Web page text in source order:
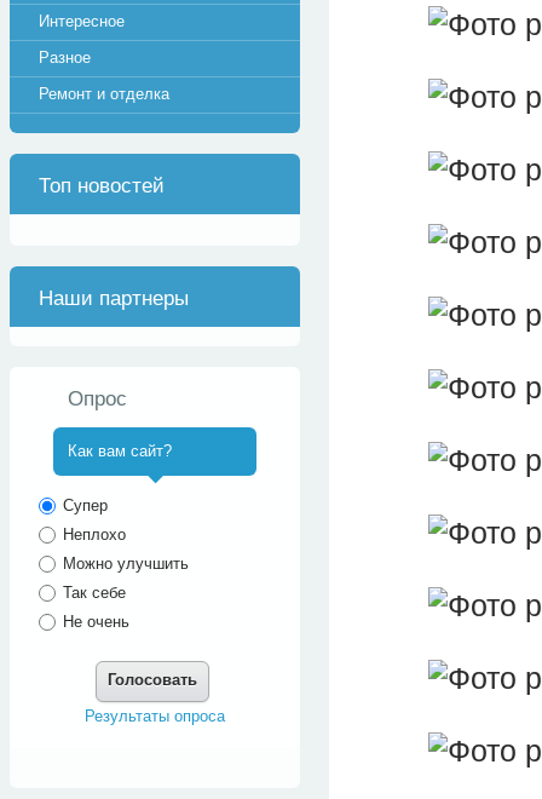
Интересное
Разное
Ремонт и отделка
Топ новостей
Наши партнеры
Опрос
Как вам сайт?
Супер
Неплохо
Можно улучшить
Так себе
Не очень
Голосовать
Результаты опроса